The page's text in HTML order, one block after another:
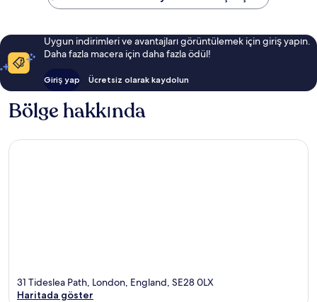
Uygun indirimleri ve avantajları görüntülemek için giriş yapın.
Daha fazla macera için daha fazla ödül!
Giriş yap Ücretsiz olarak kaydolun
Bölge hakkında
31 Tideslea Path, London, England, SE28 0LX
Haritada göster